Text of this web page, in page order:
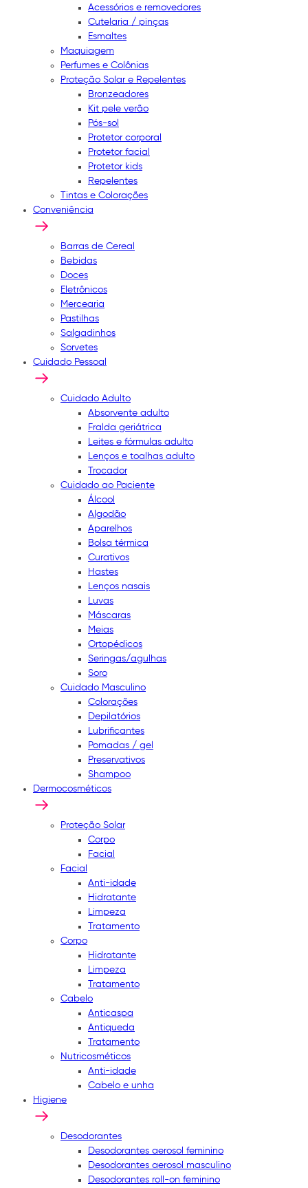
Acessórios e removedores
Cutelaria / pinças
Esmaltes
Maquiagem
Perfumes e Colônias
Proteção Solar e Repelentes
Bronzeadores
Kit pele verão
Pós-sol
Protetor corporal
Protetor facial
Protetor kids
Repelentes
Tintas e Colorações
Conveniência
Barras de Cereal
Bebidas
Doces
Eletrônicos
Mercearia
Pastilhas
Salgadinhos
Sorvetes
Cuidado Pessoal
Cuidado Adulto
Absorvente adulto
Fralda geriátrica
Leites e fórmulas adulto
Lenços e toalhas adulto
Trocador
Cuidado ao Paciente
Álcool
Algodão
Aparelhos
Bolsa térmica
Curativos
Hastes
Lenços nasais
Luvas
Máscaras
Meias
Ortopédicos
Seringas/agulhas
Soro
Cuidado Masculino
Colorações
Depilatórios
Lubrificantes
Pomadas / gel
Preservativos
Shampoo
Dermocosméticos
Proteção Solar
Corpo
Facial
Facial
Anti-idade
Hidratante
Limpeza
Tratamento
Corpo
Hidratante
Limpeza
Tratamento
Cabelo
Anticaspa
Antiqueda
Tratamento
Nutricosméticos
Anti-idade
Cabelo e unha
Higiene
Desodorantes
Desodorantes aerosol feminino
Desodorantes aerosol masculino
Desodorantes roll-on feminino